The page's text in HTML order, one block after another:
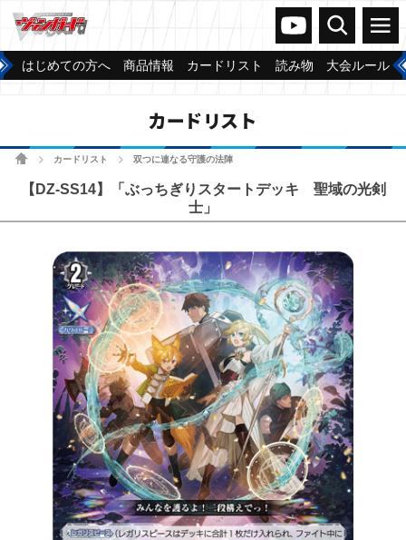
ヴァンガードch
検索 メニュー
はじめての方へ 商品情報 カードリスト 読み物 大会ルール
カードリスト
ホームカードリスト 双つに連なる守護の法陣
【DZ-SS14】「ぶっちぎりスタートデッキ 聖域の光剣
士」